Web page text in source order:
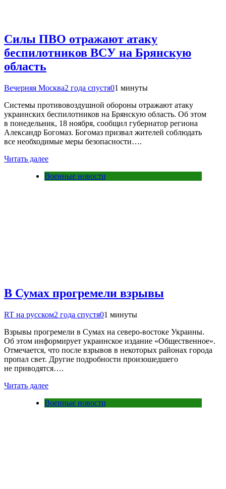
Силы ПВО отражают атаку
беспилотников ВСУ на Брянскую
область
Вечерняя Москва2 года спустя01 минуты
Системы противовоздушной обороны отражают атаку
украинских беспилотников на Брянскую область. Об этом
в понедельник, 18 ноября, сообщил губернатор региона
Александр Богомаз. Богомаз призвал жителей соблюдать
все необходимые меры безопасности….
Читать далее
Военные новости
В Сумах прогремели взрывы
RT на русском2 года спустя01 минуты
Взрывы прогремели в Сумах на северо-востоке Украины.
Об этом информирует украинское издание «Общественное».
Отмечается, что после взрывов в некоторых районах города
пропал свет. Другие подробности произошедшего
не приводятся….
Читать далее
Военные новости